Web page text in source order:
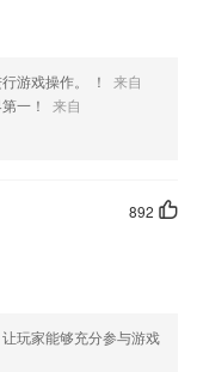
游戏操作。 ！
来自
一！
来自
892
玩家能够充分参与游戏